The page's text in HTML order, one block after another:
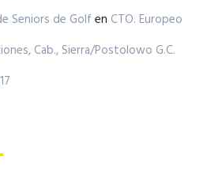
Seniors de Golf en CTO. Europeo
Cab., Sierra/Postolowo G.C.